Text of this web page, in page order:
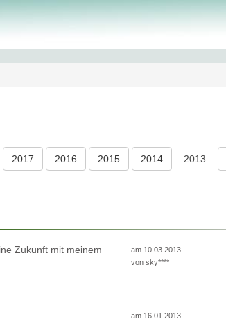
2017 2016 2015 2014 2013
Zukunft mit meinem
am 10.03.2013
von sky****
am 16.01.2013